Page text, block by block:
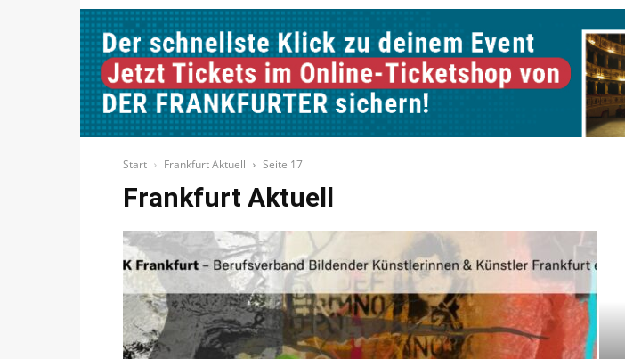
Start Frankfurt Aktuell Seite 17
Frankfurt Aktuell